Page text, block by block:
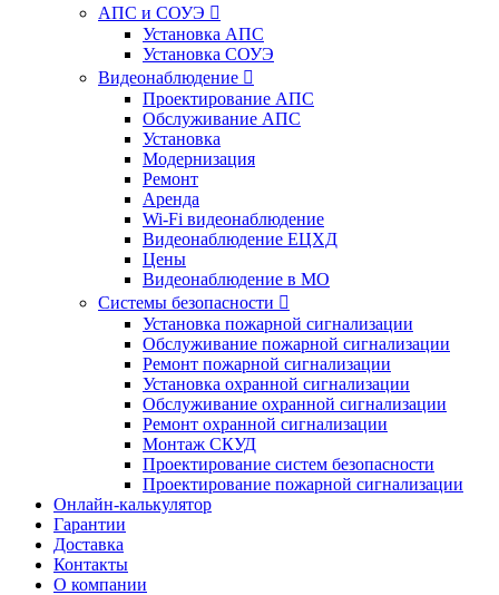
АПС и СОУЭ 
Установка АПС
Установка СОУЭ
Видеонаблюдение 
Проектирование АПС
Обслуживание АПС
Установка
Модернизация
Ремонт
Аренда
Wi-Fi видеонаблюдение
Видеонаблюдение ЕЦХД
Цены
Видеонаблюдение в МО
Системы безопасности 
Установка пожарной сигнализации
Обслуживание пожарной сигнализации
Ремонт пожарной сигнализации
Установка охранной сигнализации
Обслуживание охранной сигнализации
Ремонт охранной сигнализации
Монтаж СКУД
Проектирование систем безопасности
Проектирование пожарной сигнализации
Онлайн-калькулятор
Гарантии
Доставка
Контакты
О компании